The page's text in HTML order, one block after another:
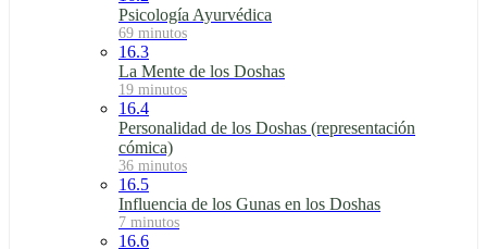
Psicología Ayurvédica
69 minutos
16.3
La Mente de los Doshas
19 minutos
16.4
Personalidad de los Doshas (representación
cómica)
36 minutos
16.5
Influencia de los Gunas en los Doshas
7 minutos
16.6